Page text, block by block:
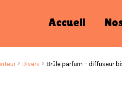
Accueil
Divers Brûle parfum – diffuseur